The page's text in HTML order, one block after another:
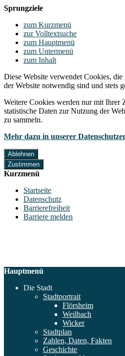
Sprungziele
zum Kurzmenü
zur Volltextsuche
zum Hauptmenü
zum Untermenü
zum Inhalt
Diese Website verwendet Cookies,
der Website notwendig sind und stets
Weitere Cookies werden nur mit Ihrer
statistische Daten zur Nutzung der
zu sammeln.
Mehr dazu in unserer
Ablehnen
Zustimmen
Kurzmenü
Startseite
Datenschutz
Barrierefreiheit
Barriere melden
Hauptmenü
Die Stadt
Stadtportrait
Flörsheim
Weilbach
Wicker
Stadtplan
Zahlen, Daten, Fakten
Geschichte